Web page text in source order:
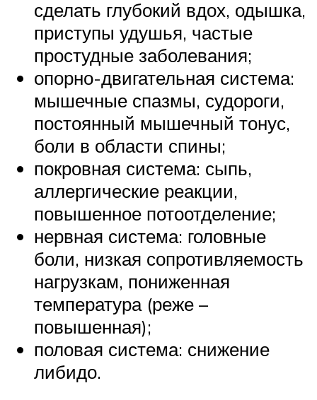
сделать глубокий вдох, одышка,
приступы удушья, частые
простудные заболевания;
опорно-двигательная система:
мышечные спазмы, судороги,
постоянный мышечный тонус,
боли в области спины;
покровная система: сыпь,
аллергические реакции,
повышенное потоотделение;
нервная система: головные
боли, низкая сопротивляемость
нагрузкам, пониженная
температура (реже –
повышенная);
половая система: снижение
либидо.